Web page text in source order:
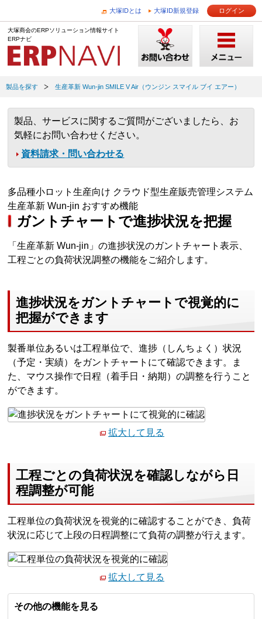
大塚IDとは 大塚ID新規登録 ログイン
大塚商会のERPソリューション情報サイト
ERPナビ
製品を探す 生産革新 Wun-jin SMILE V Air（ウンジン スマイル ブイ エアー）
製品、サービスに関するご質問がございましたら、お
気軽にお問い合わせください。
資料請求・問い合わせる
多品種小ロット生産向け クラウド型生産販売管理システム
生産革新 Wun-jin おすすめ機能
ガントチャートで進捗状況を把握
「生産革新 Wun-jin」の進捗状況のガントチャート表示、
工程ごとの負荷状況調整の機能をご紹介します。
進捗状況をガントチャートで視覚的に
把握ができます
製番単位あるいは工程単位で、進捗（しんちょく）状況
（予定・実績）をガントチャートにて確認できます。ま
た、マウス操作で日程（着手日・納期）の調整を行うこと
ができます。
拡大して見る
工程ごとの負荷状況を確認しながら日
程調整が可能
工程単位の負荷状況を視覚的に確認することができ、負荷
状況に応じて上段の日程調整にて負荷の調整が行えます。
拡大して見る
その他の機能を見る